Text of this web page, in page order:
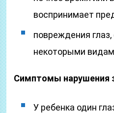
воспринимает
повреждения
некоторыми
Симптомы нарушения
У ребенка один